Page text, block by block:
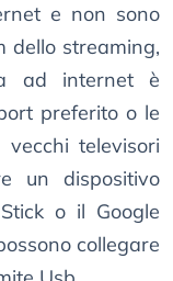
e non sono
dello streaming,
ad internet è
preferito o le
televisori
un dispositivo
o il Google
collegare